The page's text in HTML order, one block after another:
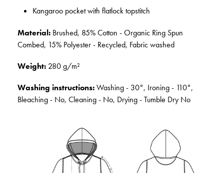
Kangaroo pocket with flatlock topstitch
Material: Brushed, 85% Cotton - Organic Ring Spun
Combed, 15% Polyester - Recycled, Fabric washed
Weight: 280 g/m²
Washing instructions:Washing - 30°, Ironing - 110°,
Bleaching - No, Cleaning - No, Drying - Tumble Dry No